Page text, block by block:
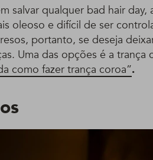
salvar qualquer bad hair
oleoso e difícil de ser
portanto, se deseja
Uma das opções é a
como fazer trança coroa”.